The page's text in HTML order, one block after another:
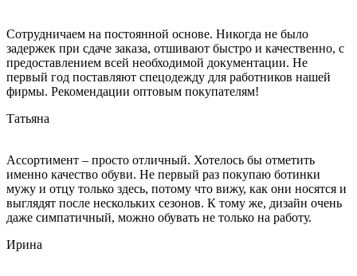
Сотрудничаем на постоянной основе. Никогда не было
задержек при сдаче заказа, отшивают быстро и качественно, с
предоставлением всей необходимой документации. Не
первый год поставляют спецодежду для работников нашей
фирмы. Рекомендации оптовым покупателям!
Татьяна
Ассортимент – просто отличный. Хотелось бы отметить
именно качество обуви. Не первый раз покупаю ботинки
мужу и отцу только здесь, потому что вижу, как они носятся и
выглядят после нескольких сезонов. К тому же, дизайн очень
даже симпатичный, можно обувать не только на работу.
Ирина